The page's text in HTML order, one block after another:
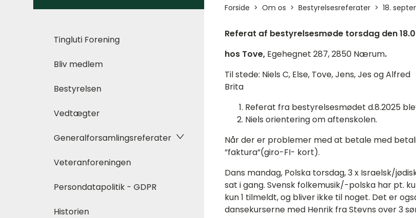
Tingluti Forening
Bliv medlem
Bestyrelsen
Vedtægter
Generalforsamlingsreferater
Veteranforeningen
Persondatapolitik - GDPR
Historien
Forside Om os Bestyrelsesreferater 18.
Referat af bestyrelsesmøde torsdag den
hos Tove, Egehegnet 287, 2850 Nærum.
Til stede: Niels C, Else, Tove, Jens,
Brita
Referat fra bestyrelsesmødet d.8.2025
Niels orientering om aftenskolen.
Når der er problemer med at betale med
”faktura”(giro-FI- kort).
Dans mandag, Polska torsdag, 3 x Israelsk/
sat i gang. Svensk folkemusik/-polska har pt.
kun 1 tilmeldt, og bliver ikke til noget. Det er
dansekurserne med Henrik fra Stevns over 3